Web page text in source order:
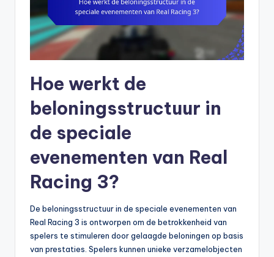
Hoe werkt de
beloningsstructuur in
de speciale
evenementen van Real
Racing 3?
De beloningsstructuur in de speciale evenementen van
Real Racing 3 is ontworpen om de betrokkenheid van
spelers te stimuleren door gelaagde beloningen op basis
van prestaties. Spelers kunnen unieke verzamelobjecten